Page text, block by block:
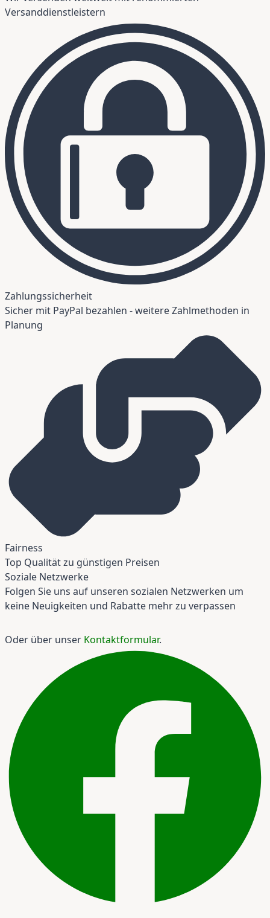
Versanddienstleistern
Zahlungssicherheit
Sicher mit PayPal bezahlen - weitere Zahlmethoden in
Planung
Fairness
Top Qualität zu günstigen Preisen
Soziale Netzwerke
Folgen Sie uns auf unseren sozialen Netzwerken um
keine Neuigkeiten und Rabatte mehr zu verpassen
Oder über unser Kontaktformular.